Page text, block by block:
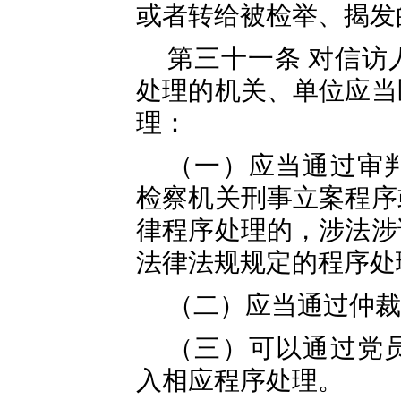
或者转给被检举、揭
第三十一条 对信访
处理的机关、单位应
理：
（一）应当通过
检察机关刑事立案程
律程序处理的，涉法
法律法规规定的程序
（二）应当通过仲
（三）可以通过
入相应程序处理。